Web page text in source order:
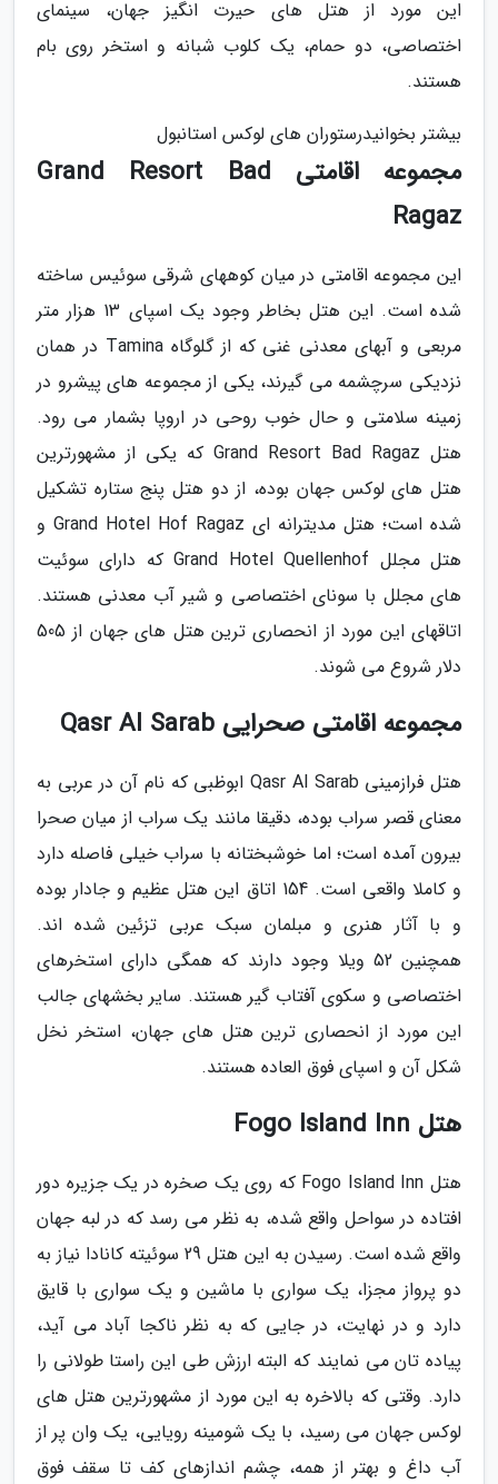
این مورد از هتل های حیرت انگیز جهان، سینمای
اختصاصی، دو حمام، یک کلوب شبانه و استخر روی بام
هستند.
بیشتر بخوانیدرستوران های لوکس استانبول
مجموعه اقامتی Grand Resort Bad
Ragaz
این مجموعه اقامتی در میان کوههای شرقی سوئیس ساخته
شده است. این هتل بخاطر وجود یک اسپای 13 هزار متر
مربعی و آبهای معدنی غنی که از گلوگاه Tamina در همان
نزدیکی سرچشمه می گیرند، یکی از مجموعه های پیشرو در
زمینه سلامتی و حال خوب روحی در اروپا بشمار می رود.
هتل Grand Resort Bad Ragaz که یکی از مشهورترین
هتل های لوکس جهان بوده، از دو هتل پنج ستاره تشکیل
شده است؛ هتل مدیترانه ای Grand Hotel Hof Ragaz و
هتل مجلل Grand Hotel Quellenhof که دارای سوئیت
های مجلل با سونای اختصاصی و شیر آب معدنی هستند.
اتاقهای این مورد از انحصاری ترین هتل های جهان از 505
دلار شروع می شوند.
مجموعه اقامتی صحرایی Qasr Al Sarab
هتل فرازمینی Qasr Al Sarab ابوظبی که نام آن در عربی به
معنای قصر سراب بوده، دقیقا مانند یک سراب از میان صحرا
بیرون آمده است؛ اما خوشبختانه با سراب خیلی فاصله دارد
و کاملا واقعی است. 154 اتاق این هتل عظیم و جادار بوده
و با آثار هنری و مبلمان سبک عربی تزئین شده اند.
همچنین 52 ویلا وجود دارند که همگی دارای استخرهای
اختصاصی و سکوی آفتاب گیر هستند. سایر بخشهای جالب
این مورد از انحصاری ترین هتل های جهان، استخر نخل
شکل آن و اسپای فوق العاده هستند.
هتل Fogo Island Inn
هتل Fogo Island Inn که روی یک صخره در یک جزیره دور
افتاده در سواحل واقع شده، به نظر می رسد که در لبه جهان
واقع شده است. رسیدن به این هتل 29 سوئیته کانادا نیاز به
دو پرواز مجزا، یک سواری با ماشین و یک سواری با قایق
دارد و در نهایت، در جایی که به نظر ناکجا آباد می آید،
پیاده تان می نمایند که البته ارزش طی این راستا طولانی را
دارد. وقتی که بالاخره به این مورد از مشهورترین هتل های
لوکس جهان می رسید، با یک شومینه رویایی، یک وان پر از
آب داغ و بهتر از همه، چشم اندازهای کف تا سقف فوق